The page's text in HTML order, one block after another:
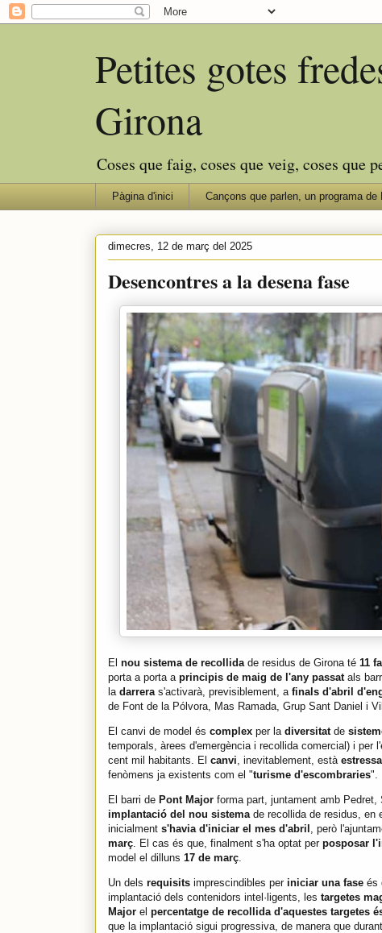
Petites gotes
Girona
Coses que faig, coses que veig, coses que
Pàgina d'inici Cançons que parlen, un programa de
dimecres, 12 de març del 2025
Desencontres a la desena fase
El nou sistema de recollida de residus de Girona té 11
porta a porta a principis de maig de l'any passat als
la darrera s'activarà, previsiblement, a finals d'abril
de Font de la Pólvora, Mas Ramada, Grup Sant Daniel i
El canvi de model és complex per la diversitat de
temporals, àrees d'emergència i recollida comercial) i per
cent mil habitants. El canvi , inevitablement, està
fenòmens ja existents com el "turisme d'escombraries".
El barri de Pont Major forma part, juntament amb
implantació del nou sistema de recollida de residus, en
inicialment s'havia d'iniciar el mes d'abril , però
març . El cas és que, finalment s'ha optat per posposar
model el dilluns 17 de març
Un dels requisits imprescindibles periniciar una fase és
implantació dels contenidors intel·ligents, les targetes
Major el percentatge de recollida d'aquestes targetes
que la implantació sigui progressiva, de manera que